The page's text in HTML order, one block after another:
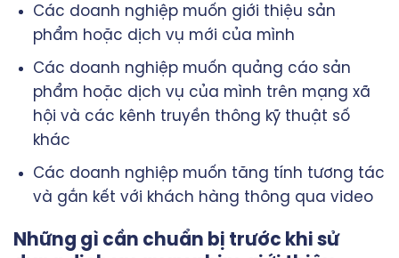
Các doanh nghiệp muốn giới thiệu sản
phẩm hoặc dịch vụ mới của mình
Các doanh nghiệp muốn quảng cáo sản
phẩm hoặc dịch vụ của mình trên mạng xã
hội và các kênh truyền thông kỹ thuật số
khác
Các doanh nghiệp muốn tăng tính tương tác
và gắn kết với khách hàng thông qua video
Những gì cần chuẩn bị trước khi sử